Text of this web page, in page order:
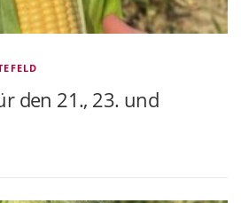
den 21., 23. und